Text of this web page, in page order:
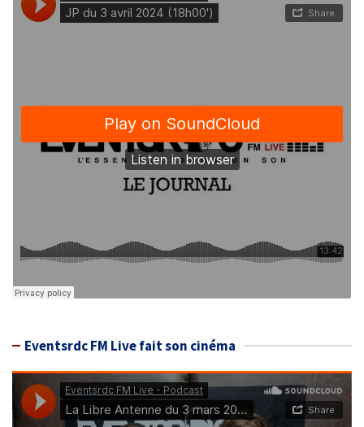
Eventsrdc FM Live fait son cinéma